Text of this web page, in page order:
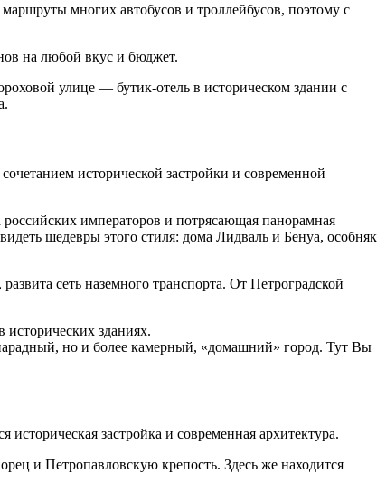
многих автобусов и троллейбусов, поэтому с
на любой вкус и бюджет.
улице — бутик-отель в историческом здании с
исторической застройки и современной
российских императоров и потрясающая панорамная
шедевры этого стиля: дома Лидваль и Бенуа, особняк
сеть наземного транспорта. От Петроградской
зданиях.
но и более камерный, «домашний» город. Тут Вы
застройка и современная архитектура.
и Петропавловскую крепость. Здесь же находится